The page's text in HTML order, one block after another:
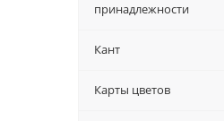
принадлежности
Кант
Карты цветов